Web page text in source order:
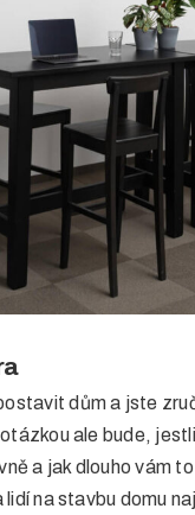
dům a jste
ale bude,
a jak dlouho vám
na stavbu domu